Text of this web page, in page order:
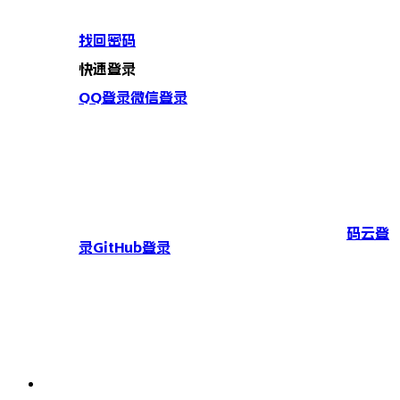
找回密码
快速登录
QQ登录微信登录
码云登
录GitHub登录